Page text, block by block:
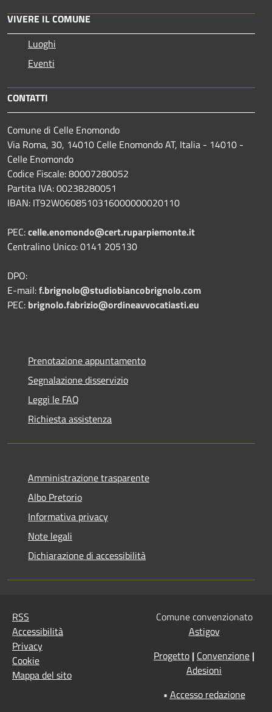
VIVERE IL COMUNE
Luoghi
Eventi
CONTATTI
Comune di Celle Enomondo
Via Roma, 30, 14010 Celle Enomondo AT, Italia - 14010 -
Celle Enomondo
Codice Fiscale: 80007280052
Partita IVA: 00238280051
IBAN: IT92W0608510316000000020110
PEC:celle.enomondo@cert.ruparpiemonte.it
Centralino Unico: 0141 205130
DPO:
E-mail:f.brignolo@studiobiancobrignolo.com
PEC: brignolo.fabrizio@ordineavvocatiasti.eu
Prenotazione appuntamento
Segnalazione disservizio
Leggi le FAQ
Richiesta assistenza
Amministrazione trasparente
Albo Pretorio
Informativa privacy
Note legali
Dichiarazione di accessibilità
RSS
Accessibilità
Privacy
Cookie
Mappa del sito
Comune convenzionato
Astigov
Progetto | Convenzione |
Adesioni
• Accesso redazione